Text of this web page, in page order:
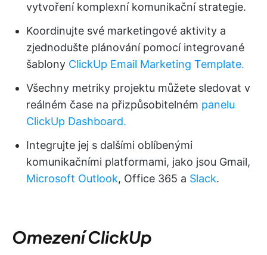
vytvoření komplexní komunikační strategie.
Koordinujte své marketingové aktivity a
zjednodušte plánování pomocí integrované
šablony ClickUp Email Marketing Template.
Všechny metriky projektu můžete sledovat v
reálném čase na přizpůsobitelném panelu
ClickUp Dashboard.
Integrujte jej s dalšími oblíbenými
komunikačními platformami, jako jsou Gmail,
Microsoft Outlook, Office 365 a Slack.
Omezení ClickUp